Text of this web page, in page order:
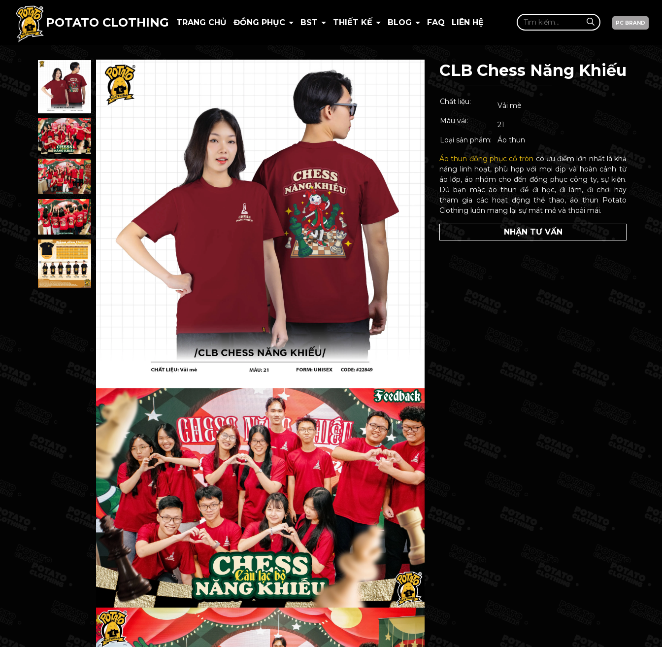
POTATO CLOTHING TRANG CHỦ ĐỒNG PHỤC BST THIẾT KẾ BLOG FAQ LIÊN HỆ PC BRAND
CLB Chess Năng Khiếu
Chất liệu:
Vải mè
Màu vải:
21
Loại sản phẩm:
Áo thun
Áo thun đồng phục cổ tròn có ưu điểm lớn nhất là khả
năng linh hoạt, phù hợp với mọi dịp và hoàn cảnh từ
áo lớp, áo nhóm cho đến đồng phục công ty, sự kiện.
Dù bạn mặc áo thun để đi học, đi làm, đi chơi hay
tham gia các hoạt động thể thao, áo thun Potato
Clothing luôn mang lại sự mát mẻ và thoải mái.
NHẬN TƯ VẤN